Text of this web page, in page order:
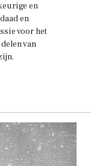
en
en
voor het
van